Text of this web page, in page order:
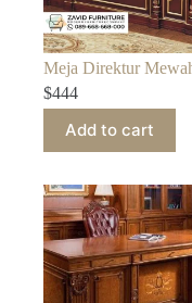
Meja Direktur
$444
Add to cart